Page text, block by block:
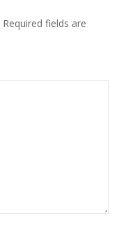
Required fields are